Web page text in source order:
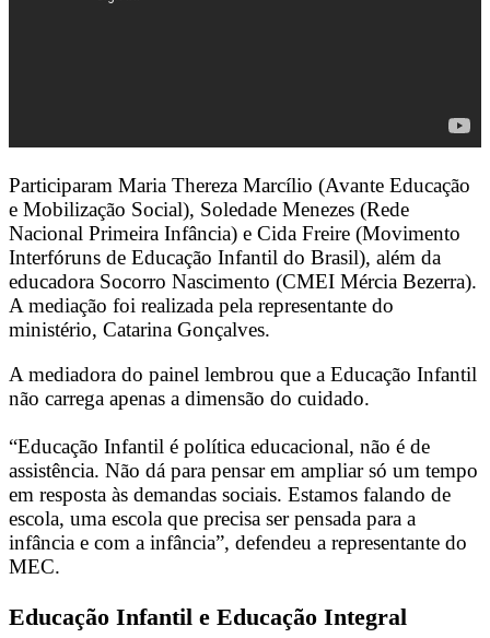
Participaram Maria Thereza Marcílio (Avante Educação
e Mobilização Social), Soledade Menezes (Rede
Nacional Primeira Infância) e Cida Freire (Movimento
Interfóruns de Educação Infantil do Brasil), além da
educadora Socorro Nascimento (CMEI Mércia Bezerra).
A mediação foi realizada pela representante do
ministério, Catarina Gonçalves.
A mediadora do painel lembrou que a Educação Infantil
não carrega apenas a dimensão do cuidado.
“Educação Infantil é política educacional, não é de
assistência. Não dá para pensar em ampliar só um tempo
em resposta às demandas sociais. Estamos falando de
escola, uma escola que precisa ser pensada para a
infância e com a infância”, defendeu a representante do
MEC.
Educação Infantil e Educação Integral